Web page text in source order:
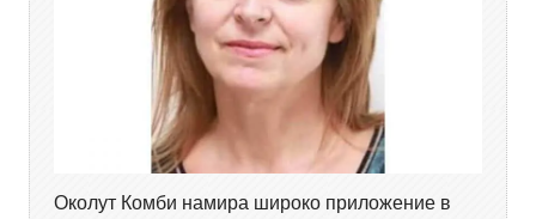
Околут Комби намира широко приложение в